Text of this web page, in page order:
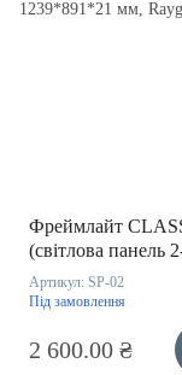
Фреймлайт
(світлова панель
підвісна, клік-
1239*891*21 мм,
Артикул: SP-02
Під замовлення
2 600.00 ₴